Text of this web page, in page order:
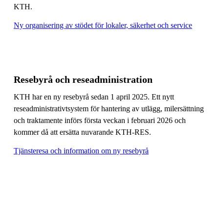
KTH.
Ny organisering av stödet för lokaler, säkerhet och service
Resebyrå och reseadministration
KTH har en ny resebyrå sedan 1 april 2025. Ett nytt
reseadministrativtsystem för hantering av utlägg, milersättning
och traktamente införs första veckan i februari 2026 och
kommer då att ersätta nuvarande KTH-RES.
Tjänsteresa och information om ny resebyrå